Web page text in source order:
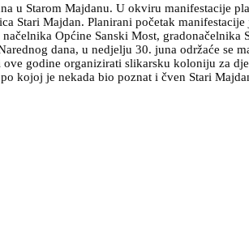
u Starom Majdanu. U okviru manifestacije
Stari Majdan. Planirani početak
Općine Sanski Most, gradonačelnika
dana, u nedjelju 30. juna održaće se
godine organizirati slikarsku koloniju za
kojoj je nekada bio poznat i čven Stari